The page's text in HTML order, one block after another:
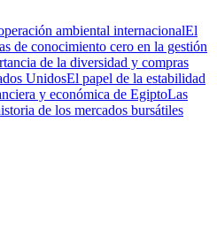
ambiental internacionalEl
de conocimiento cero en la gestión
de la diversidad y compras
UnidosEl papel de la estabilidad
y económica de EgiptoLas
de los mercados bursátiles